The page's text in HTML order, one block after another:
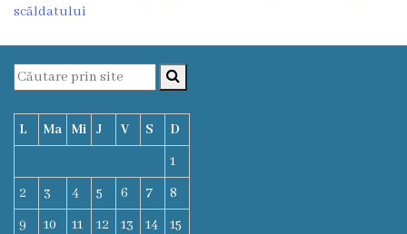
vacante
Consiliul
Consilieri
scăldatului
L Ma Mi J V S
D
1
2
3 4 5 6 7
8
9
10 11 12 13 14
15